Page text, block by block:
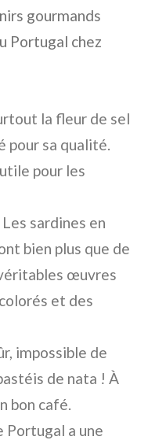
gourmands
Portugal chez
la fleur de sel
pour sa qualité.
pour les
Les sardines en
bien plus que de
œuvres
et des
impossible de
de nata ! À
bon café.
Portugal a une